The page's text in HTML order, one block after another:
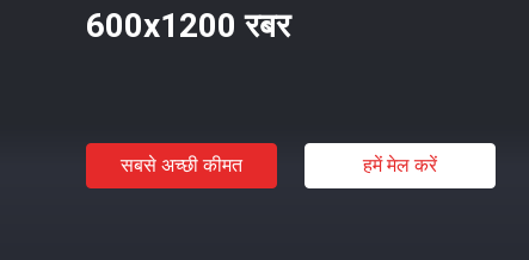
600x1200 रबर
सबसे अच्छी कीमत हमें मेल करें